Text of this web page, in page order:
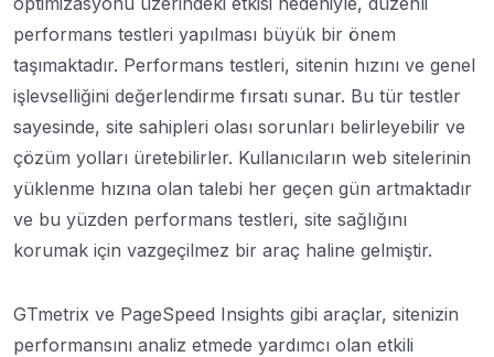
performans testleri yapılması büyük bir önem
taşımaktadır. Performans testleri, sitenin hızını ve genel
işlevselliğini değerlendirme fırsatı sunar. Bu tür testler
sayesinde, site sahipleri olası sorunları belirleyebilir ve
çözüm yolları üretebilirler. Kullanıcıların web sitelerinin
yüklenme hızına olan talebi her geçen gün artmaktadır
ve bu yüzden performans testleri, site sağlığını
korumak için vazgeçilmez bir araç haline gelmiştir.
GTmetrix ve PageSpeed Insights gibi araçlar, sitenizin
performansını analiz etmede yardımcı olan etkili